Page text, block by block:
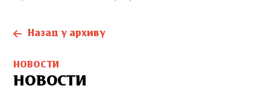
Назад у архиву
НОВОСТИ
НОВОСТИ